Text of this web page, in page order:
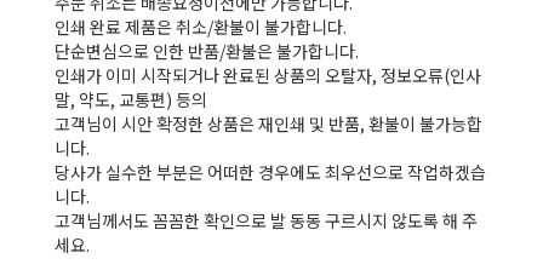
인쇄 완료 제품은 취소/환불이 불가합니다.
단순변심으로 인한 반품/환불은 불가합니다.
인쇄가 이미 시작되거나 완료된 상품의 오탈자, 정보오류(인사
말, 약도, 교통편) 등의
고객님이 시안 확정한 상품은 재인쇄 및 반품, 환불이 불가능합
니다.
당사가 실수한 부분은 어떠한 경우에도 최우선으로 작업하겠습
니다.
고객님께서도 꼼꼼한 확인으로 발 동동 구르시지 않도록 해 주
세요.